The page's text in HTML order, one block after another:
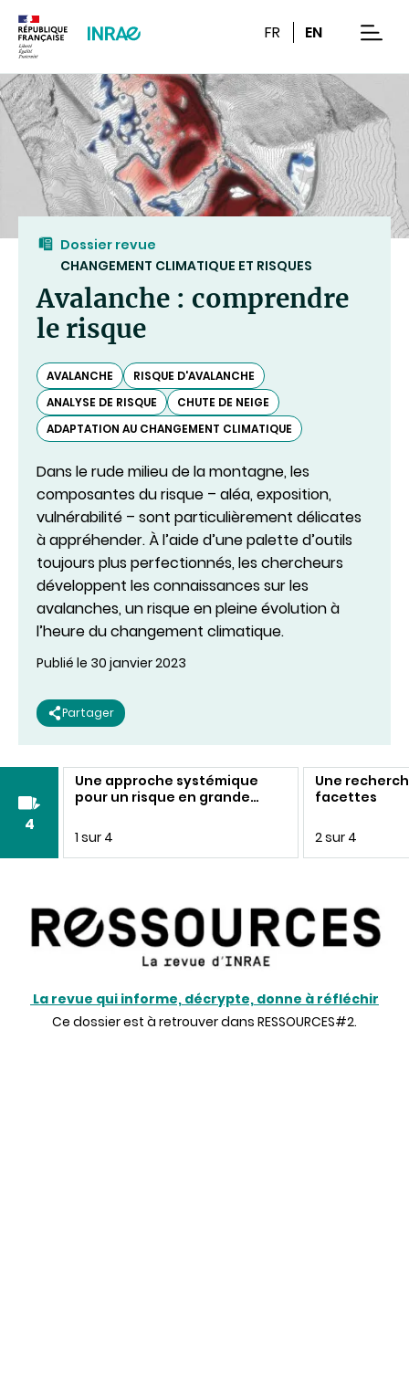
FR EN
Dossier revue
CHANGEMENT CLIMATIQUE ET RISQUES
Avalanche : comprendre
le risque
AVALANCHE
RISQUE D'AVALANCHE
ANALYSE DE RISQUE
CHUTE DE NEIGE
ADAPTATION AU CHANGEMENT CLIMATIQUE
Dans le rude milieu de la montagne, les
composantes du risque – aléa, exposition,
vulnérabilité – sont particulièrement délicates
à appréhender. À l’aide d’une palette d’outils
toujours plus perfectionnés, les chercheurs
développent les connaissances sur les
avalanches, un risque en pleine évolution à
l’heure du changement climatique.
Publié le 30 janvier 2023
Partager
4
Une approche systémique
pour un risque en grande
1 sur 4
Une
facettes
2 sur 4
La revue qui informe, décrypte, donne à réfléchir
Ce dossier est à retrouver dans RESSOURCES#2.